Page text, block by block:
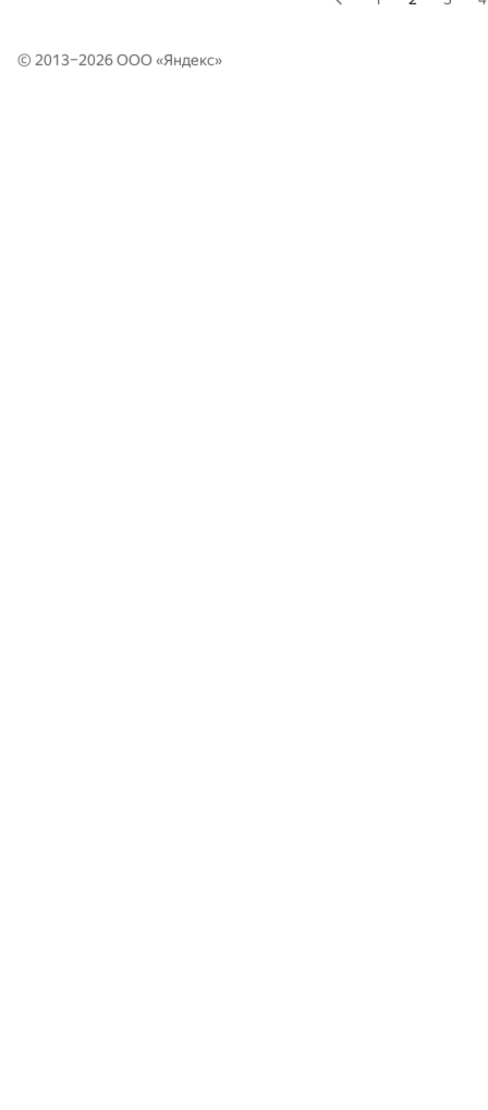
© 2013–2026 ООО «Яндекс»